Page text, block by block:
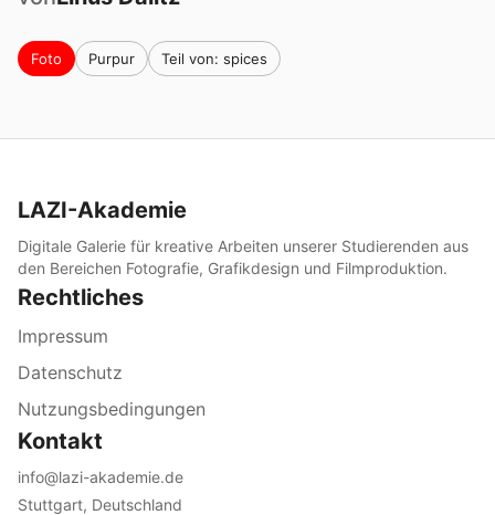
Foto Purpur Teil von: spices
LAZI-Akademie
Digitale Galerie für kreative Arbeiten unserer Studierenden aus
den Bereichen Fotografie, Grafikdesign und Filmproduktion.
Rechtliches
Impressum
Datenschutz
Nutzungsbedingungen
Kontakt
info@lazi-akademie.de
Stuttgart, Deutschland